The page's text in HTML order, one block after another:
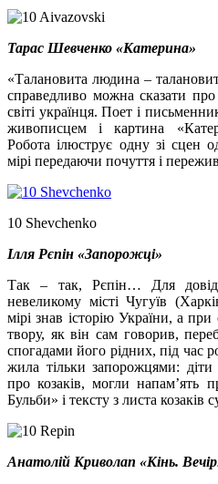
Тарас Шевченко «Катерина»
«Талановита людина –
справедливо можна сказати
світі українця. Поет і
живописцем і картина
Робота ілюструє одну зі сцен
мірі передаючи почуття і
10 Shevchenko
Ілля Рєпін «Запорожці»
Так – так, Рєпін… Для
невеликому місті Чугуїв
мірі знав історію України, а
твору, як він сам говорив,
спогадами його рідних, під час
жила тільки запорожцями: діти
про козаків, могли напам’ять
Бульби» і тексту з листа козаків
Анатолій Криволап «Кінь.